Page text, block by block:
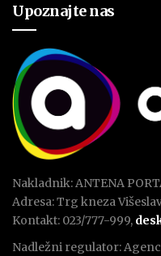
Upoznajte nas
Nakladnik: ANTENA
Adresa: Trg kneza
Kontakt: 023/777-999,
Nadležni regulator: